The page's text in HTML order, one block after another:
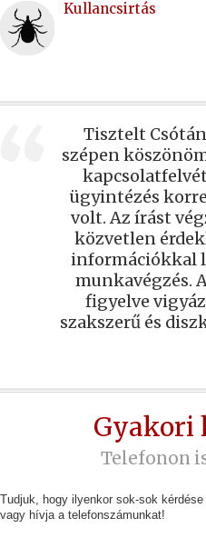
Kullancsirtás
Tisztelt
szépen
ügyintézés
volt. Az írást
közvetlen
információkkal
munkavégzés.
figyelve
szakszerű és
Gyakori
Telefonon
Tudjuk, hogy ilyenkor sok-sok
vagy hívja a telefonszámunkat!